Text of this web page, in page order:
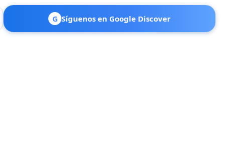
G Síguenos en Google Discover